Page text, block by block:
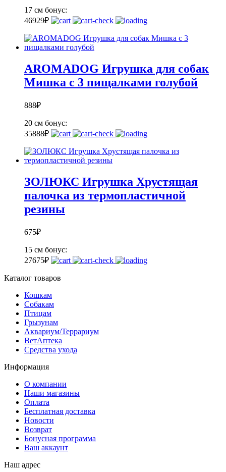
17 см бонус:
46929₽
AROMADOG Игрушка для собак
Мишка с 3 пищалками голубой
888₽
20 см бонус:
35888₽
ЗОЛЮКС Игрушка Хрустящая
палочка из термопластичной
резины
675₽
15 см бонус:
27675₽
Каталог товаров
Кошкам
Собакам
Птицам
Грызунам
Аквариум/Террариум
ВетАптека
Средства ухода
Информация
О компании
Наши магазины
Оплата
Бесплатная доставка
Новости
Возврат
Бонусная программа
Ваш аккаунт
Наш адрес